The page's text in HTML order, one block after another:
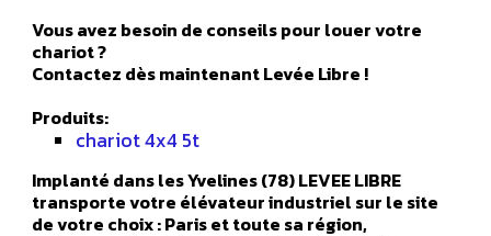
Vous avez besoin de conseils pour louer votre
chariot ?
Contactez dès maintenant Levée Libre !
Produits:
chariot 4x4 5t
Implanté dans les Yvelines (78) LEVEE LIBRE
transporte votre élévateur industriel sur le site
de votre choix : Paris et toute sa région,